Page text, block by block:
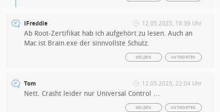
iFreddie 12.05.2025, 18:39 Uhr
Ab Root-Zertifikat hab ich aufgehört zu lesen. Auch an
Mac ist Brain.exe der sinnvollste Schutz.
ANTWORTEN
MELDEN
Tom 12.05.2025, 22:04 Uhr
Nett. Crasht leider nur Universal Control …
ANTWORTEN
MELDEN